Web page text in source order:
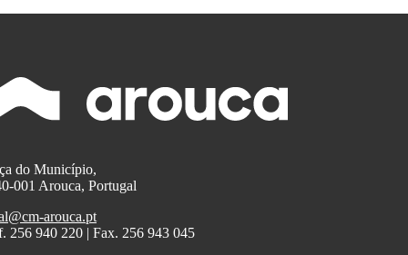
do Município,
001 Arouca, Portugal
arouca.pt
256 940 220 | Fax. 256 943 045